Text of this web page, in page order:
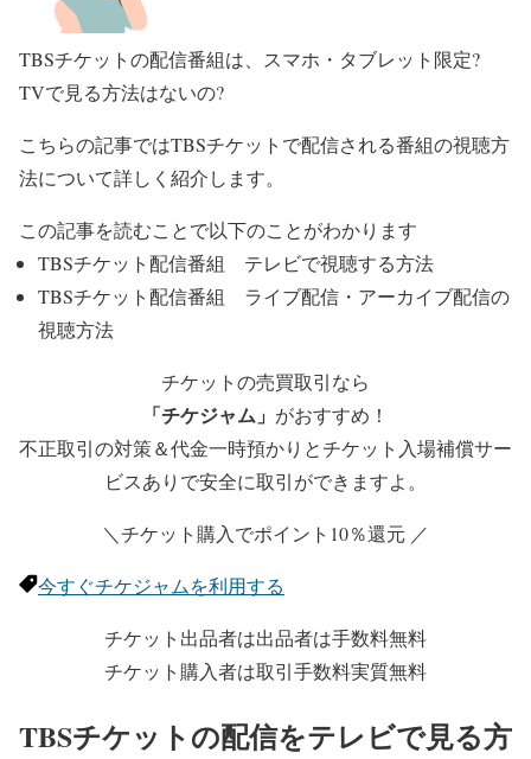
TBSチケットの配信番組は、スマホ・タブレット限定?
TVで見る方法はないの?
こちらの記事ではTBSチケットで配信される番組の視聴方
法について詳しく紹介します。
この記事を読むことで以下のことがわかります
TBSチケット配信番組 テレビで視聴する方法
TBSチケット配信番組 ライブ配信・アーカイブ配信の
視聴方法
チケットの売買取引なら
「チケジャム」 がおすすめ！
不正取引の対策＆代金一時預かりとチケット入場補償サー
ビスありで安全に取引ができますよ。
＼チケット購入でポイント10％還元 ／
今すぐチケジャムを利用する
チケット出品者は出品者は手数料無料
チケット購入者は取引手数料実質無料
TBSチケットの配信をテレビで見る方